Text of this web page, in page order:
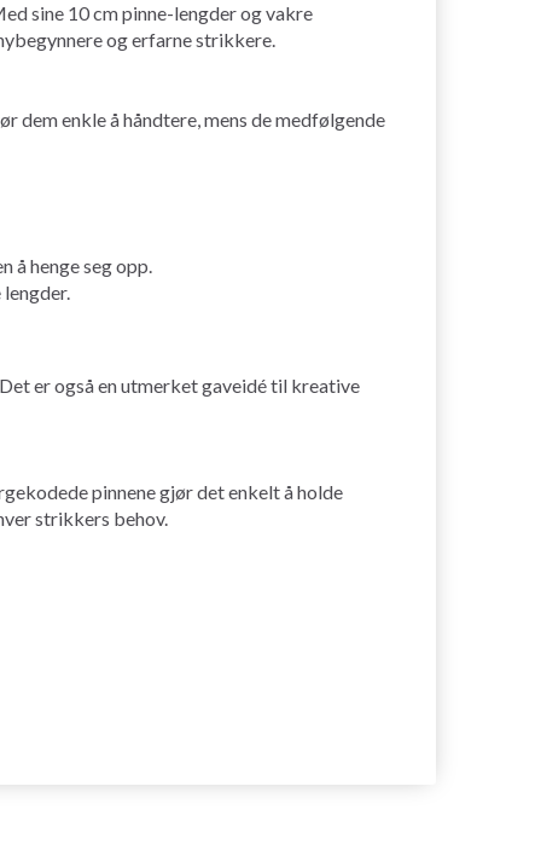
sine 10 cm pinne-lengder og vakre
og erfarne strikkere.
enkle å håndtere, mens de medfølgende
å henge seg opp.
er også en utmerket gaveidé til kreative
pinnene gjør det enkelt å holde
strikkers behov.